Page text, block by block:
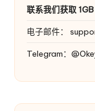
用
O
k
联系我们获取
电子邮件：
Telegram：